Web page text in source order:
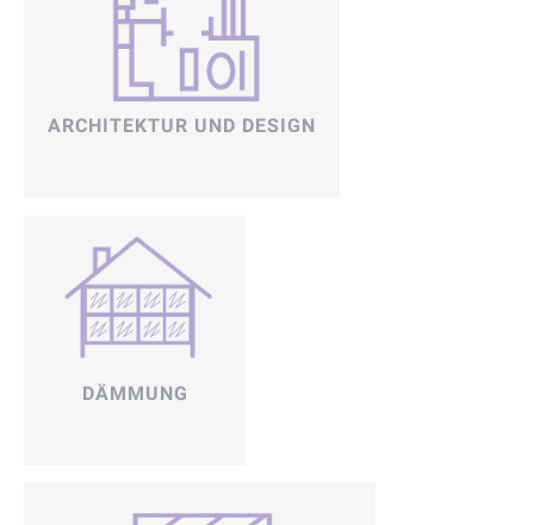
ARCHITEKTUR UND DESIGN
DÄMMUNG